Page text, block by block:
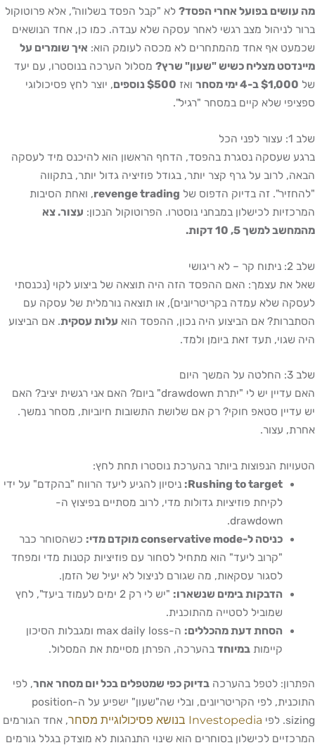
מה עושים בפועל אחרי הפסד? לא "קבל הפסד בשלווה", אלא פרוטוקול
ברור לניהול מצב רגשי לאחר עסקה שלא עבדה. כמו כן, אחד הנושאים
שכמעט אף אחד מהמתחרים לא מכסה לעומק הוא: איך שומרים על
מיינדסט מצליח כשיש "שעון" שרץ? מסלול הערכה בנוסטרו, עם יעד
של $1,000 ב-4 ימי מסחר ואז $500 נוספים
, יוצר לחץ פסיכולוגי
ספציפי שלא קיים במסחר "רגיל".
שלב 1: עצור לפני הכל
ברגע שעסקה נסגרת בהפסד, הדחף הראשון הוא להיכנס מיד לעסקה
הבאה, לרוב על גרף קצר יותר, בגודל פוזיציה גדול יותר, בתקווה
"להחזיר". זה בדיוק הדפוס של revenge trading, ואחת הסיבות
המרכזיות לכישלון במבחני נוסטרו. הפרוטוקול הנכון: עצור. צא
מהמחשב למשך 5, 10 דקות.
שלב 2: ניתוח קר – לא ריגושי
שאל את עצמך: האם ההפסד הזה היה תוצאה של ביצוע לקוי (נכנסתי
לעסקה שלא עמדה בקריטריונים), או תוצאה נורמלית של עסקה עם
הסתברות? אם הביצוע היה נכון, ההפסד הוא עלות עסקית. אם הביצוע
היה שגוי, תעד זאת ביומן ולמד.
שלב 3: החלטה על המשך היום
האם עדיין יש לי "יתרת drawdown" ביום? האם אני רגשית יציב? האם
יש עדיין סטאפ חוקי? רק אם שלושת התשובות חיוביות, מסחר נמשך.
אחרת, עצור.
הטעויות הנפוצות ביותר בהערכת נוסטרו תחת לחץ:
Rushing to target: ניסיון להגיע ליעד הרווח "בהקדם" על ידי
לקיחת פוזיציות גדולות מדי, לרוב מסתיים בפיצוץ ה-
drawdown.
כניסה ל-conservative mode מוקדם מדי:
כשהסוחר כבר
"קרוב ליעד" הוא מתחיל לסחור עם פוזיציות קטנות מדי ומפחד
לסגור עסקאות, מה שגורם לניצול לא יעיל של הזמן.
הדבקות בימים שנשארו:
"יש לי רק 2 ימים לעמוד ביעד", לחץ
שמוביל לסטייה מהתוכנית.
הסחת דעת מהכללים:
ה-max daily loss ומגבלות הסיכון
קיימותבמיוחד בהערכה, הפרתן מסיימת את המסלול.
הפתרון: לטפל בהערכה בדיוק כפי שמטפלים בכל יום מסחר אחר, לפי
התוכנית, לפי הקריטריונים, ובלי שה"שעון" ישפיע על ה-position
sizing. לפי
Investopedia בנושא פסיכולוגיית מסחר
, אחד הגורמים
המרכזיים לכישלון בסוחרים הוא שינוי התנהגות לא מוצדק בגלל גורמים